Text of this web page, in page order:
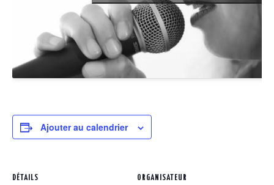
Ajouter au calendrier
DÉTAILS ORGANISATEUR